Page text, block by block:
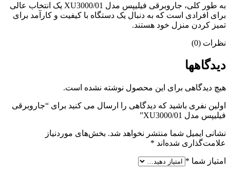
به طور کلی، جاروبرقی فیلیپس مدل XU3000/01 یک انتخاب عالی
برای افرادی است که به دنبال یک دستگاه با کیفیت و کارآمد برای
تمیز کردن منزل خود هستند.
نظرات (0)
دیدگاهها
هیچ دیدگاهی برای این محصول نوشته نشده است.
اولین نفری باشید که دیدگاهی را ارسال می کنید برای “جاروبرقی
فیلیپس مدل XU3000/01”
نشانی ایمیل شما منتشر نخواهد شد. بخش‌های موردنیاز
علامت‌گذاری شده‌اند *
امتیاز شما *